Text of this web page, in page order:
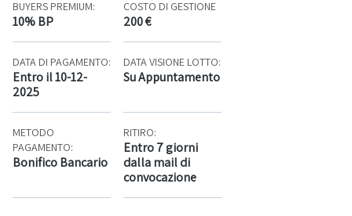
BUYERS PREMIUM:
10% BP
COSTO DI GESTIONE
200 €
DATA DI PAGAMENTO:
Entro il 10-12-
2025
DATA VISIONE LOTTO:
Su Appuntamento
METODO
PAGAMENTO:
Bonifico Bancario
RITIRO:
Entro 7 giorni
dalla mail di
convocazione